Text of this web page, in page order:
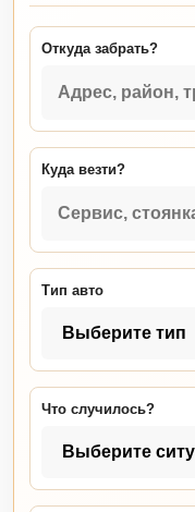
Откуда забрать?
Куда везти?
Тип авто
Что случилось?